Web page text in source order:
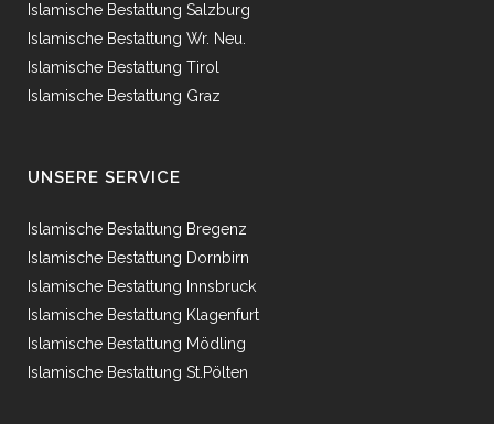
Islamische Bestattung Salzburg
Islamische Bestattung Wr. Neu.
Islamische Bestattung Tirol
Islamische Bestattung Graz
UNSERE SERVICE
Islamische Bestattung Bregenz
Islamische Bestattung Dornbirn
Islamische Bestattung Innsbruck
Islamische Bestattung Klagenfurt
Islamische Bestattung Mödling
Islamische Bestattung St.Pölten